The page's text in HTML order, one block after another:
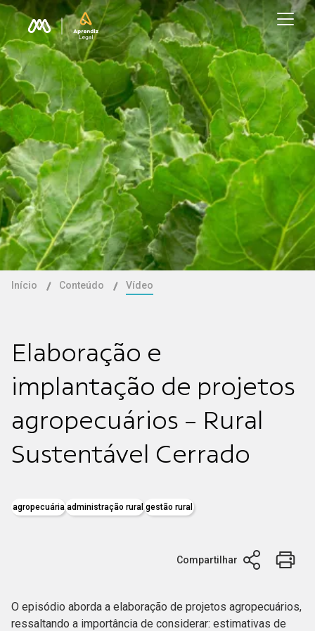
Início Conteúdo Vídeo
Elaboração e
implantação de projetos
agropecuários - Rural
Sustentável Cerrado
agropecuária administração rural gestão rural
Compartilhar
O episódio aborda a elaboração de projetos agropecuários,
ressaltando a importância de considerar: estimativas de